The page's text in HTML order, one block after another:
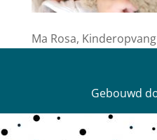
Ma Rosa,
Gebouwd